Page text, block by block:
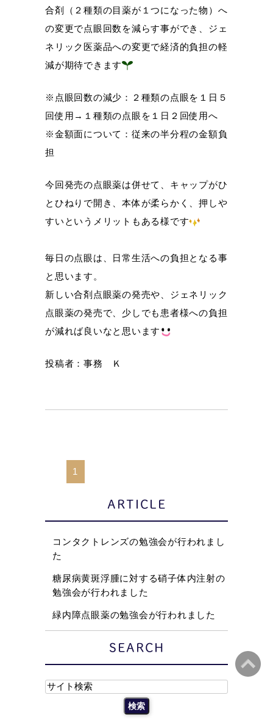
合剤（２種類の目薬が１つになった物）へ
の変更で点眼回数を減らす事ができ、ジェ
ネリック医薬品への変更で経済的負担の軽
減が期待できます
※点眼回数の減少：２種類の点眼を１日５
回使用→１種類の点眼を１日２回使用へ
※金額面について：従来の半分程の金額負
担
今回発売の点眼薬は併せて、キャップがひ
とひねりで開き、本体が柔らかく、押しや
すいというメリットもある様です
毎日の点眼は、日常生活への負担となる事
と思います。
新しい合剤点眼薬の発売や、ジェネリック
点眼薬の発売で、少しでも患者様への負担
が減れば良いなと思います
投稿者：事務 Ｋ
1
ARTICLE
コンタクトレンズの勉強会が行われまし
た
糖尿病黄斑浮腫に対する硝子体内注射の
勉強会が行われました
緑内障点眼薬の勉強会が行われました
SEARCH